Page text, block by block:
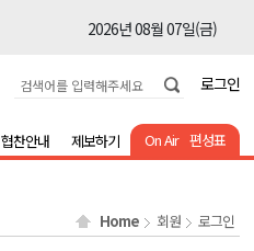
2026년 08월 07일(금)
2026년 08월 07일(금)
2026년 08월 07일(금)
2026년 08월 07일(금)
로그인
On Air 편성표
찬안내 제보하기
Home 회원 로그인